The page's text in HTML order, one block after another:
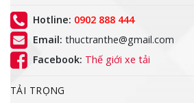
Hotline: 0902 888 444
Email: thuctranthe@gmail.com
Facebook: Thế giới xe tải
TẢI TRỌNG